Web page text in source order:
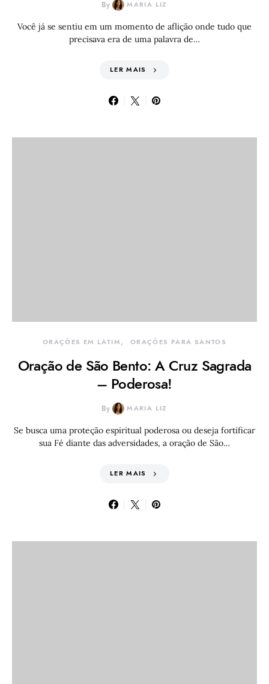
By MARIA LIZ
Você já se sentiu em um momento de aflição onde tudo que
precisava era de uma palavra de…
LER MAIS
ORAÇÕES EM LATIM ORAÇÕES PARA SANTOS
Oração de São Bento: A Cruz Sagrada
– Poderosa!
By MARIA LIZ
Se busca uma proteção espiritual poderosa ou deseja fortificar
sua Fé diante das adversidades, a oração de São…
LER MAIS